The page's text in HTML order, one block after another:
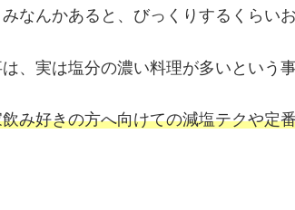
なんかあると、びっくりするくらい
、実は塩分の濃い料理が多いという事
み好きの方へ向けての減塩テクや定